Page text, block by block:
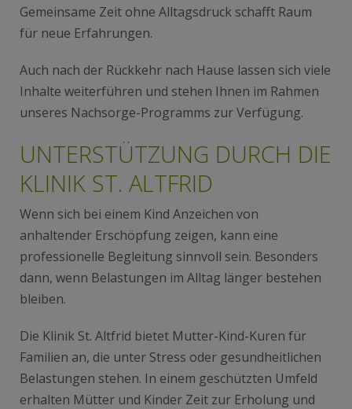
Gemeinsame Zeit ohne Alltagsdruck schafft Raum
für neue Erfahrungen.
Auch nach der Rückkehr nach Hause lassen sich viele
Inhalte weiterführen und stehen Ihnen im Rahmen
unseres Nachsorge-Programms zur Verfügung.
UNTERSTÜTZUNG DURCH DIE
KLINIK ST. ALTFRID
Wenn sich bei einem Kind Anzeichen von
anhaltender Erschöpfung zeigen, kann eine
professionelle Begleitung sinnvoll sein. Besonders
dann, wenn Belastungen im Alltag länger bestehen
bleiben.
Die Klinik St. Altfrid bietet Mutter-Kind-Kuren für
Familien an, die unter Stress oder gesundheitlichen
Belastungen stehen. In einem geschützten Umfeld
erhalten Mütter und Kinder Zeit zur Erholung und